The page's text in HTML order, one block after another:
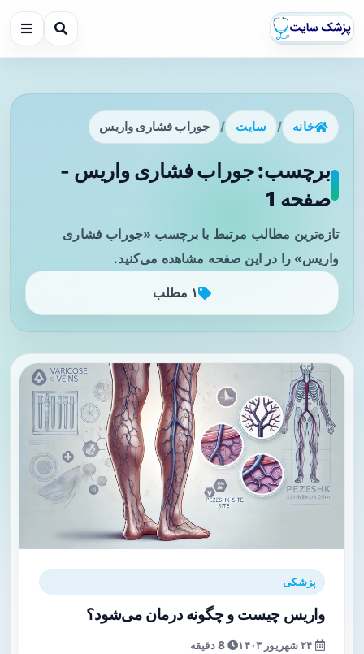
خانه / سایت / جوراب فشاری واریس
برچسب: جوراب فشاری واریس -
صفحه 1
تازه‌ترین مطالب مرتبط با برچسب «جوراب فشاری
واریس» را در این صفحه مشاهده می‌کنید.
۱ مطلب
پزشکی
واریس چیست و چگونه درمان می‌شود؟
8 دقیقه